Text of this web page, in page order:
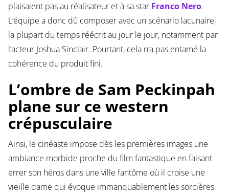
plaisaient pas au réalisateur et à sa star Franco Nero.
L’équipe a donc dû composer avec un scénario lacunaire,
la plupart du temps réécrit au jour le jour, notamment par
l’acteur Joshua Sinclair. Pourtant, cela n’a pas entamé la
cohérence du produit fini.
L’ombre de Sam Peckinpah
plane sur ce western
crépusculaire
Ainsi, le cinéaste impose dès les premières images une
ambiance morbide proche du film fantastique en faisant
errer son héros dans une ville fantôme où il croise une
vieille dame qui évoque immanquablement les sorcières